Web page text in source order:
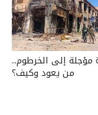
مؤجلة إلى الخرطوم..
من يعود وكيف؟